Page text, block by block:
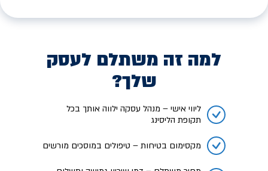
למה זה משתלם לעסק
שלך?
ליווי אישי – מנהל עסקה ילווה אותך בכל
תקופת הליסינג
מקסימום בטיחות – טיפולים במוסכים מורשים